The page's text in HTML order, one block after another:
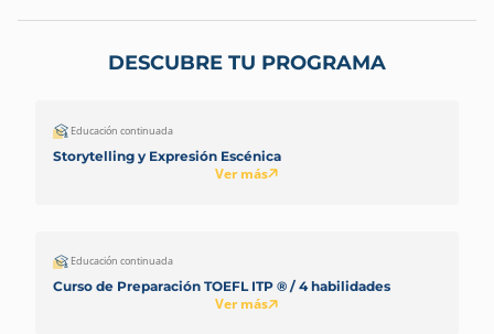
DESCUBRE TU PROGRAMA
Educación continuada
Storytelling y Expresión Escénica
Ver más
Educación continuada
Curso de Preparación TOEFL ITP ® / 4 habilidades
Ver más